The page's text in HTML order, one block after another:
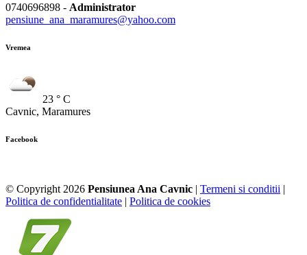
0740696898 - Administrator
pensiune_ana_maramures@yahoo.com
Vremea
23 ° C
Cavnic, Maramures
Facebook
© Copyright 2026 Pensiunea Ana Cavnic Termeni si conditii
Politica de confidentialitate
Politica de cookies